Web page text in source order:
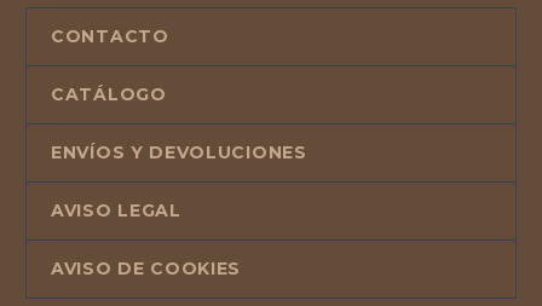
CONTACTO
CATÁLOGO
ENVÍOS Y DEVOLUCIONES
AVISO LEGAL
AVISO DE COOKIES